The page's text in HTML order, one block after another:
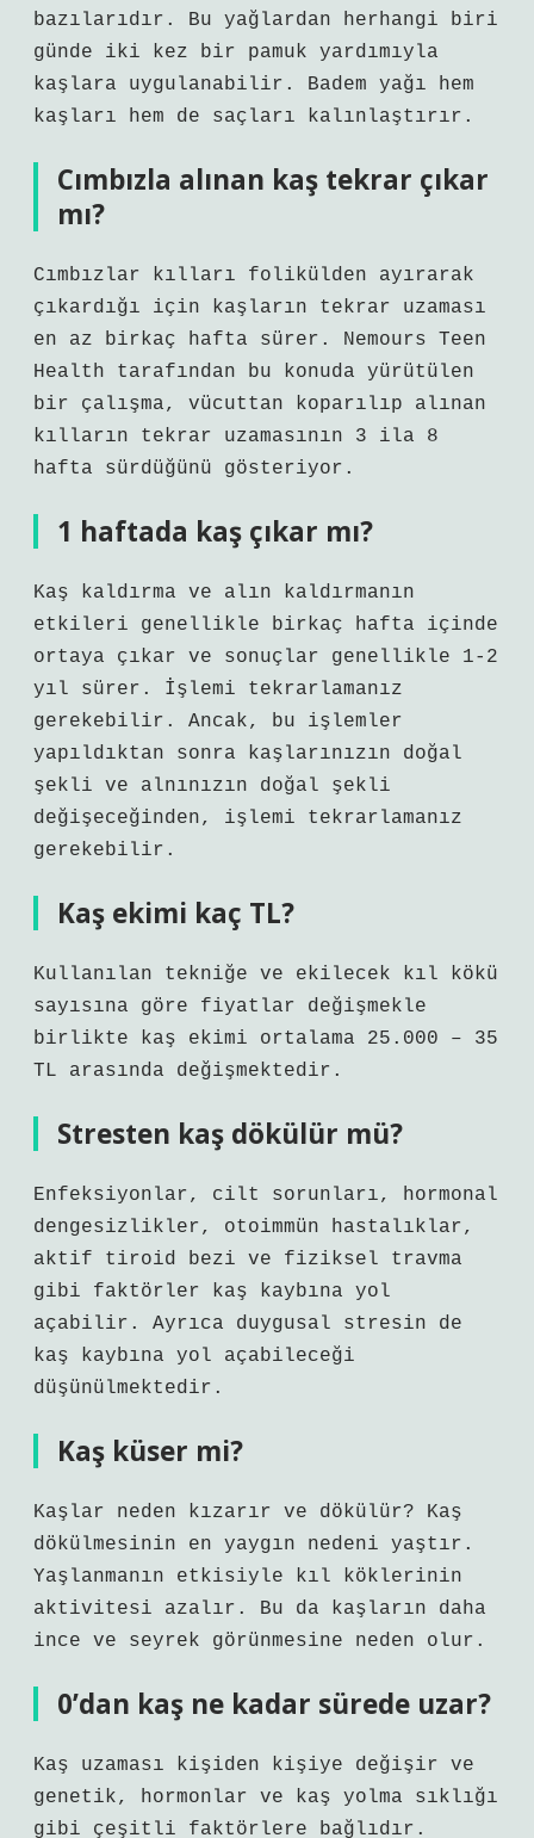
bazılarıdır. Bu yağlardan herhangi biri
günde iki kez bir pamuk yardımıyla
kaşlara uygulanabilir. Badem yağı hem
kaşları hem de saçları kalınlaştırır.
Cımbızla alınan kaş tekrar çıkar
mı?
Cımbızlar kılları folikülden ayırarak
çıkardığı için kaşların tekrar uzaması
en az birkaç hafta sürer. Nemours Teen
Health tarafından bu konuda yürütülen
bir çalışma, vücuttan koparılıp alınan
kılların tekrar uzamasının 3 ila 8
hafta sürdüğünü gösteriyor.
1 haftada kaş çıkar mı?
Kaş kaldırma ve alın kaldırmanın
etkileri genellikle birkaç hafta içinde
ortaya çıkar ve sonuçlar genellikle 1-2
yıl sürer. İşlemi tekrarlamanız
gerekebilir. Ancak, bu işlemler
yapıldıktan sonra kaşlarınızın doğal
şekli ve alnınızın doğal şekli
değişeceğinden, işlemi tekrarlamanız
gerekebilir.
Kaş ekimi kaç TL?
Kullanılan tekniğe ve ekilecek kıl kökü
sayısına göre fiyatlar değişmekle
birlikte kaş ekimi ortalama 25.000 – 35
TL arasında değişmektedir.
Stresten kaş dökülür mü?
Enfeksiyonlar, cilt sorunları, hormonal
dengesizlikler, otoimmün hastalıklar,
aktif tiroid bezi ve fiziksel travma
gibi faktörler kaş kaybına yol
açabilir. Ayrıca duygusal stresin de
kaş kaybına yol açabileceği
düşünülmektedir.
Kaş küser mi?
Kaşlar neden kızarır ve dökülür? Kaş
dökülmesinin en yaygın nedeni yaştır.
Yaşlanmanın etkisiyle kıl köklerinin
aktivitesi azalır. Bu da kaşların daha
ince ve seyrek görünmesine neden olur.
0’dan kaş ne kadar sürede uzar?
Kaş uzaması kişiden kişiye değişir ve
genetik, hormonlar ve kaş yolma sıklığı
gibi çeşitli faktörlere bağlıdır.